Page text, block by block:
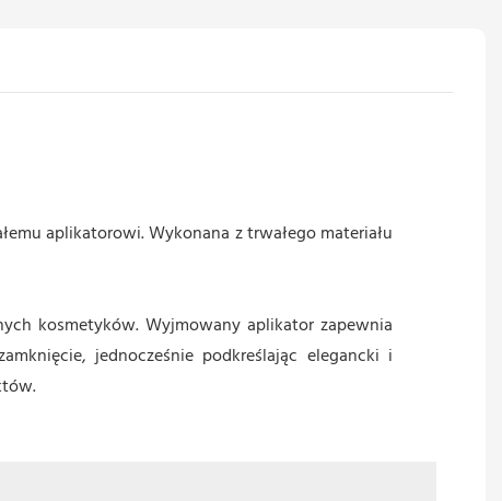
aplikatorowi. Wykonana z trwałego materiału
kosmetyków. Wyjmowany aplikator zapewnia
jednocześnie podkreślając elegancki i